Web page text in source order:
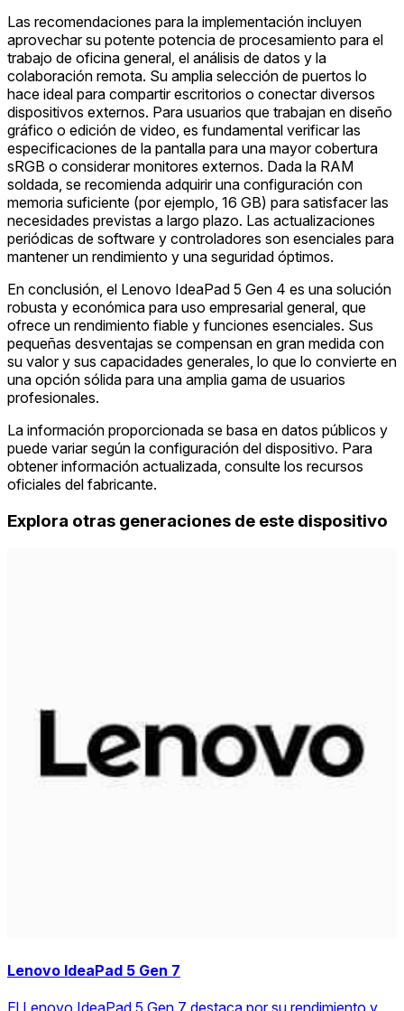
Las recomendaciones para la implementación incluyen
aprovechar su potente potencia de procesamiento para el
trabajo de oficina general, el análisis de datos y la
colaboración remota. Su amplia selección de puertos lo
hace ideal para compartir escritorios o conectar diversos
dispositivos externos. Para usuarios que trabajan en diseño
gráfico o edición de video, es fundamental verificar las
especificaciones de la pantalla para una mayor cobertura
sRGB o considerar monitores externos. Dada la RAM
soldada, se recomienda adquirir una configuración con
memoria suficiente (por ejemplo, 16 GB) para satisfacer las
necesidades previstas a largo plazo. Las actualizaciones
periódicas de software y controladores son esenciales para
mantener un rendimiento y una seguridad óptimos.
En conclusión, el Lenovo IdeaPad 5 Gen 4 es una solución
robusta y económica para uso empresarial general, que
ofrece un rendimiento fiable y funciones esenciales. Sus
pequeñas desventajas se compensan en gran medida con
su valor y sus capacidades generales, lo que lo convierte en
una opción sólida para una amplia gama de usuarios
profesionales.
La información proporcionada se basa en datos públicos y
puede variar según la configuración del dispositivo. Para
obtener información actualizada, consulte los recursos
oficiales del fabricante.
Explora otras generaciones de este dispositivo
Lenovo IdeaPad 5 Gen 7